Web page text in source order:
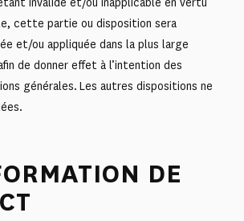
cette partie ou disposition sera
et/ou appliquée dans la plus large
de donner effet à l’intention des
générales. Les autres dispositions ne
DE